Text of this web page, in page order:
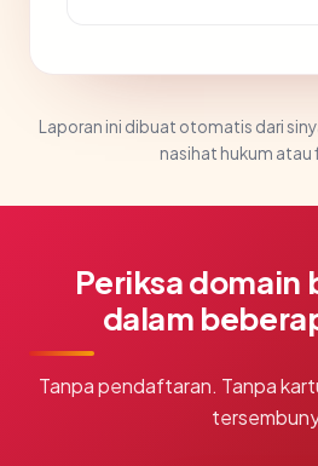
Laporan ini dibuat otomatis dari
nasihat hukum atau
Periksa domain
dalam
Tanpa pendaftaran. Tanpa